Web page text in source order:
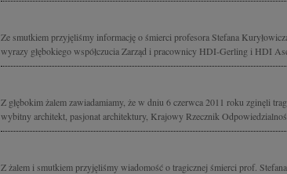
Ze smutkiem przyjęliśmy informację o śmierci profesora Stefana
wyrazy głębokiego współczucia Zarząd i pracownicy HDI-Gerling i HDI
Z głębokim żalem zawiadamiamy, że w dniu 6 czerwca 2011 roku zginęli
wybitny architekt, pasjonat architektury, Krajowy Rzecznik
Z żalem i smutkiem przyjęliśmy wiadomość o tragicznej śmierci prof.